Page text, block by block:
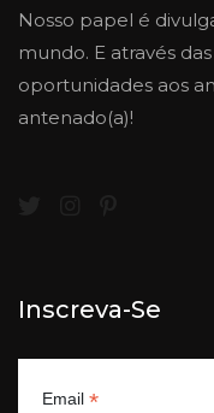
Nosso papel é
mundo. E através
oportunidades aos
antenado(a)!
Inscreva-Se
Email *